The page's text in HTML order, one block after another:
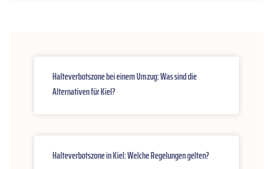
Halteverbotszone bei einem Umzug: Was sind die
Alternativen für Kiel?
Halteverbotszone in Kiel: Welche Regelungen gelten?